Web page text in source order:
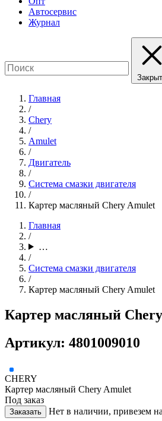
Автосервис
Журнал
Главная
/
Chery
/
Amulet
/
Двигатель
/
Система смазки двигателя
/
Картер масляный Chery Amulet
Главная
/
…
/
Система смазки двигателя
/
Картер масляный Chery Amulet
Картер масляный
Артикул: 4801009010
CHERY
Картер масляный Chery Amulet
Под заказ
Заказать Нет в наличии, привезем на